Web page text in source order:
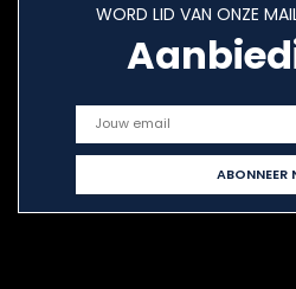
WORD LID VAN ONZE